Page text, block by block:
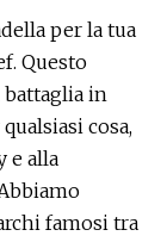
per la tua
Questo
battaglia in
cosa,
e alla
famosi tra